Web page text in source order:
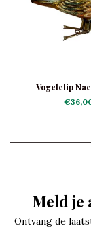
Vogelclip
Meld je
Ontvang de